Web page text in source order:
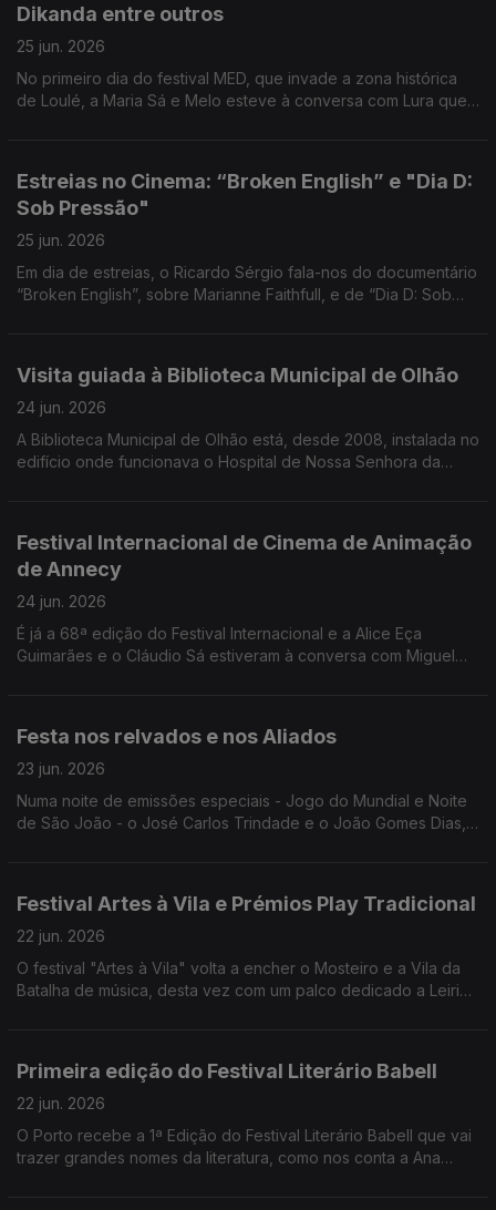
Dikanda entre outros
25 jun. 2026
No primeiro dia do festival MED, que invade a zona histórica
de Loulé, a Maria Sá e Melo esteve à conversa com Lura que
Estreias no Cinema: “Broken English” e "Dia D:
Sob Pressão"
25 jun. 2026
Em dia de estreias, o Ricardo Sérgio fala-nos do documentário
“Broken English”, sobre Marianne Faithfull, e de “Dia D: Sob
Visita guiada à Biblioteca Municipal de Olhão
24 jun. 2026
A Biblioteca Municipal de Olhão está, desde 2008, instalada no
edifício onde funcionava o Hospital de Nossa Senhora da
Festival Internacional de Cinema de Animação
de Annecy
24 jun. 2026
É já a 68ª edição do Festival Internacional e a Alice Eça
Guimarães e o Cláudio Sá estiveram à conversa com Miguel
Festa nos relvados e nos Aliados
23 jun. 2026
Numa noite de emissões especiais - Jogo do Mundial e Noite
de São João - o José Carlos Trindade e o João Gomes Dias,
Festival Artes à Vila e Prémios Play Tradicional
22 jun. 2026
O festival "Artes à Vila" volta a encher o Mosteiro e a Vila da
Batalha de música, desta vez com um palco dedicado a Leiria.
Primeira edição do Festival Literário Babell
22 jun. 2026
O Porto recebe a 1ª Edição do Festival Literário Babell que vai
trazer grandes nomes da literatura, como nos conta a Ana